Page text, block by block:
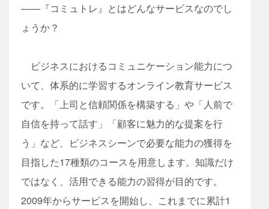
――『コミュトレ』とはどんなサービスなのでし
ょうか？
ビジネスにおけるコミュニケーション能力につ
いて、体系的に学習するオンライン教育サービス
です。「上司と信頼関係を構築する」や「人前で
自信を持って話す」「顧客に魅力的な提案を行
う」など、ビジネスシーンで必要な能力の獲得を
目指した17種類のコースを用意します。知識だけ
ではなく、活用できる能力の習得が目的です。
2009年からサービスを開始し、これまでに累計1